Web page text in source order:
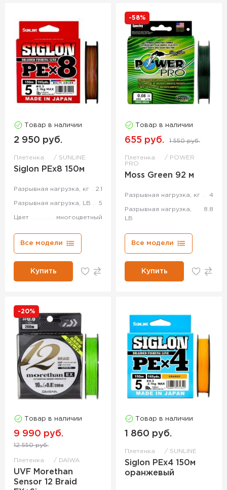
Товар в наличии
2 950 руб.
Плетенка SUNLINE
Siglon PEx8 150м
Разрывная нагрузка, кг 2.1
Разрывная нагрузка, LB 5
Цвет многоцветный
Все модели
Купить
-58%
Товар в наличии
655 руб. 1 550 руб.
Плетенка
POWER
PRO
Moss Green 92 м
Разрывная нагрузка, кг 4
Разрывная нагрузка,
LB
8.8
Все модели
Купить
-20%
Товар в наличии
9 990 руб.
12 550 руб.
Плетенка DAIWA
UVF Morethan
Sensor 12 Braid
Товар в наличии
1 860 руб.
Плетенка SUNLINE
Siglon PEx4 150м
оранжевый